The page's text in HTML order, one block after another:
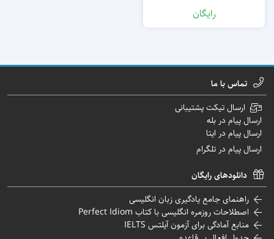
رایگان
تماس با ما
ارسال تیکت پشتیبانی
ارسال پیام در بله
ارسال پیام در ایتا
ارسال پیام در تلگرام
دانلودهای رایگان
راهنمای جامع یادگیری زبان انگلیسی
اصطلاحات روزمره انگلیسی با کتاب Perfect Idiom
منابع آمادگی برای آزمون آیلتس IELTS